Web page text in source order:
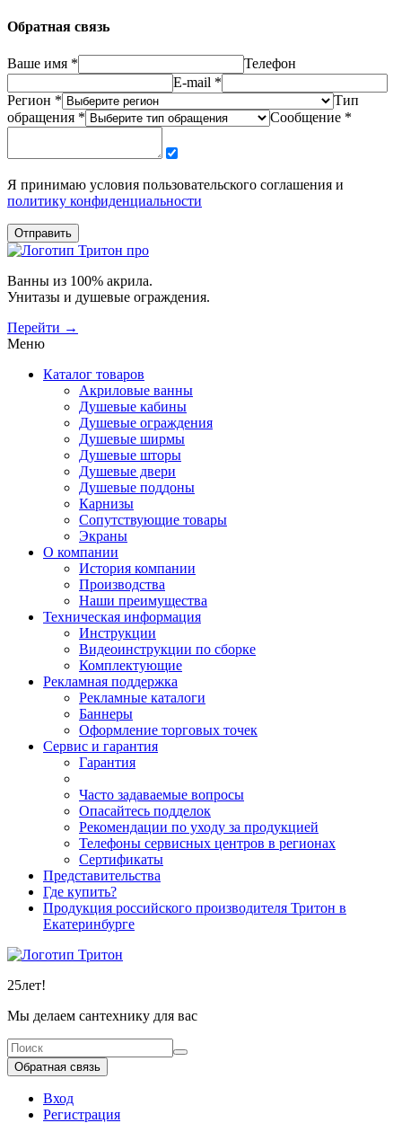
Обратная связь
Ваше имя *
Телефон
E-mail *
Регион *
Тип
обращения *
Сообщение *
Я принимаю условия пользовательского соглашения и
политику конфиденциальности
Отправить
Ванны из 100% акрила.
Унитазы и душевые ограждения.
Перейти →
Меню
Каталог товаров
Акриловые ванны
Душевые кабины
Душевые ограждения
Душевые ширмы
Душевые шторы
Душевые двери
Душевые поддоны
Карнизы
Сопутствующие товары
Экраны
О компании
История компании
Производства
Наши преимущества
Техническая информация
Инструкции
Видеоинструкции по сборке
Комплектующие
Рекламная поддержка
Рекламные каталоги
Баннеры
Оформление торговых точек
Сервис и гарантия
Гарантия
Часто задаваемые вопросы
Опасайтесь подделок
Рекомендации по уходу за продукцией
Телефоны сервисных центров в регионах
Сертификаты
Представительства
Где купить?
Продукция российского производителя Тритон в
Екатеринбурге
25лет!
Мы делаем сантехнику для вас
Обратная связь
Вход
Регистрация